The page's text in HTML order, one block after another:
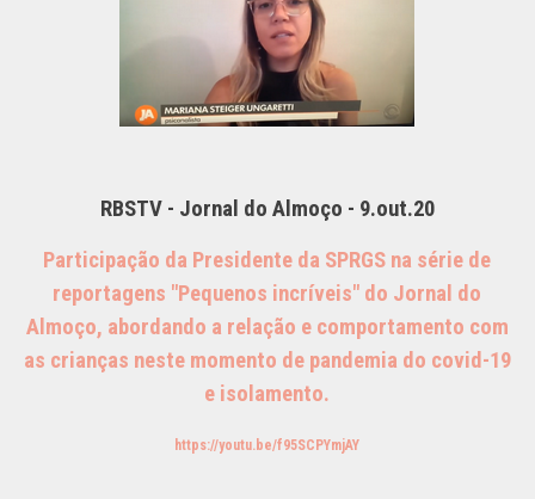
RBSTV - Jornal do Almoço - 9.out.20
Participação da Presidente da SPRGS na série de
reportagens "Pequenos incríveis" do Jornal do
Almoço, abordando a relação e comportamento com
as crianças neste momento de pandemia do covid-19
e isolamento.
https://youtu.be/f95SCPYmjAY